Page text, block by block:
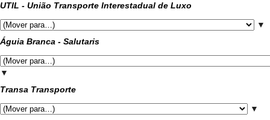
UTIL - União Transporte Interestadual de Luxo
▼
Águia Branca - Salutaris
▼
Transa Transporte
▼